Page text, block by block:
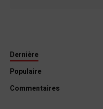
Dernière
Populaire
Commentaires